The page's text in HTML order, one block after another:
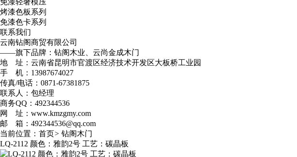
免漆轻奢模压
烤漆色板系列
免漆色卡系列
联系我们
云南钻阁商贸有限公司
——旗下品牌：钻阁木业、云尚金成木门
地 址：云南省昆明市官渡区经济技术开发区大板桥工业园
手 机：13987674027
传真/电话：0871-67381875
联系人：包经理
商务QQ：492344536
网 址：www.kmzgmy.com
邮 箱：492344536@qq.com
当前位置： 首页> 钻阁木门
LQ-2112 颜色：雅韵2号 工艺：碳晶板